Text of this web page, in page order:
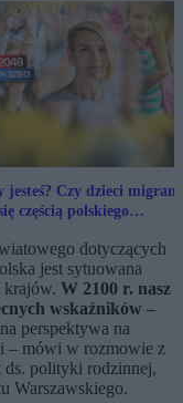
jesteś? Czy dzieci
częścią polskiego
dotyczących
jest sytuowana
krajów. W 2100 r. nasz
wskaźników –
perspektywa na
– mówi w rozmowie z
ds. polityki rodzinnej,
Warszawskiego.